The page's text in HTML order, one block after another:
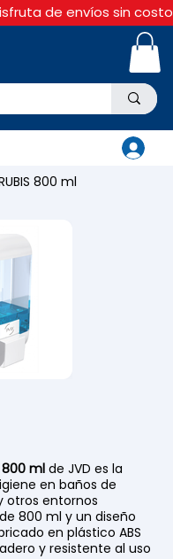
de envíos sin
800 ml
800 ml de JVD es la
en baños de
otros entornos
800 ml y un diseño
en plástico ABS
y resistente al uso